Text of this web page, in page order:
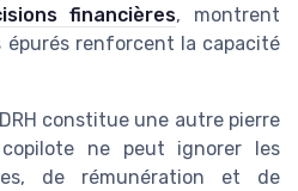
financières, montrent
épurés renforcent la capacité
constitue une autre pierre
ne peut ignorer les
de rémunération et de